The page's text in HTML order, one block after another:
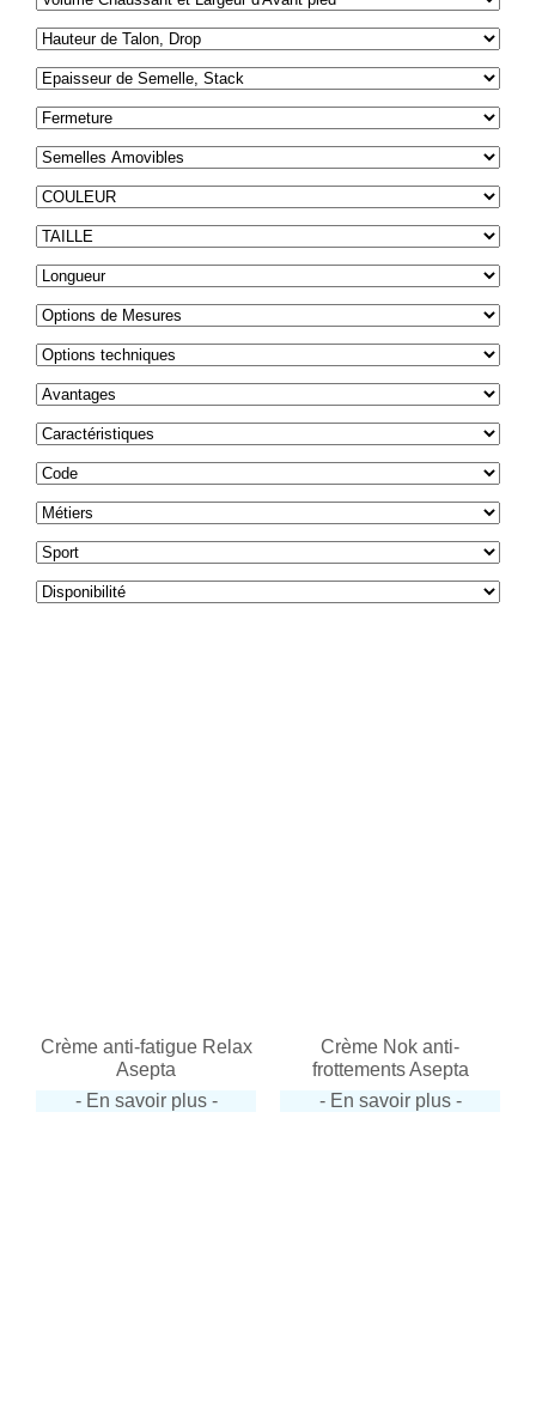
Crème anti-fatigue Relax
Asepta
- En savoir plus -
Crème Nok anti-
frottements Asepta
- En savoir plus -